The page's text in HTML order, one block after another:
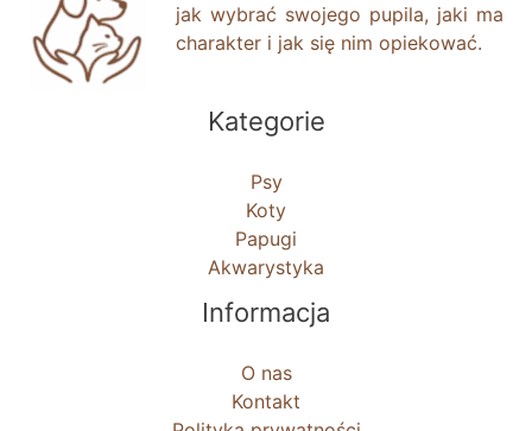
jak wybrać swojego pupila, jaki ma
charakter i jak się nim opiekować.
Kategorie
Psy
Koty
Papugi
Akwarystyka
Informacja
O nas
Kontakt